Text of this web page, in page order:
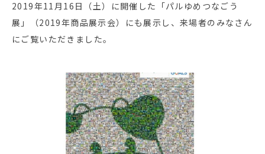
2019年11月16日（土）に開催した「パルゆめつなごう
展」（2019年商品展示会）にも展示し、来場者のみなさん
にご覧いただきました。